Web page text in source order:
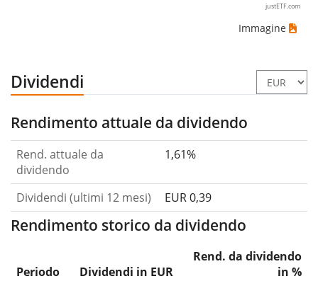
justETF.com
Immagine
Dividendi
Rendimento attuale da dividendo
Rend. attuale da
dividendo
1,61%
Dividendi (ultimi 12 mesi) EUR 0,39
Rendimento storico da dividendo
Periodo Dividendi in EUR
Rend. da dividendo
in %